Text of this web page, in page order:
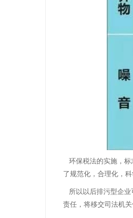
环保税法的实施，
了规范化，合理化，
所以以后排污型企
责任，将移交司法机